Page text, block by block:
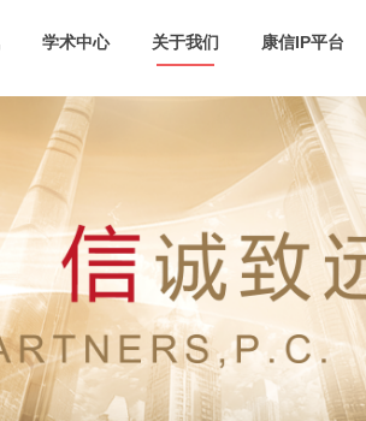
学术中心 关于我们 康信IP平台